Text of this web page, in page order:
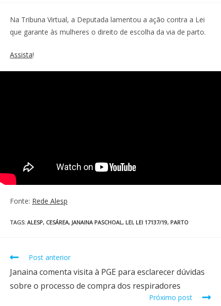
Na Tribuna Virtual, a Deputada lamentou a ação contra a Lei
que garante às mulheres o direito de escolha da via de parto.
Assista!
Fonte: Rede Alesp
TAGS: ALESP, CESÁREA, JANAINA PASCHOAL, LEI, LEI 17137/19, PARTO
Post anterior
Janaina comenta visita à PGE para esclarecer dúvidas
sobre o processo de compra dos respiradores
Próximo post